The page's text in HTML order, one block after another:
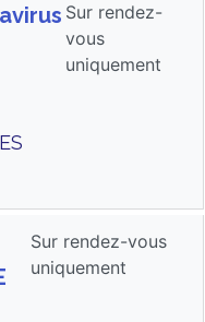
Sur rendez-
vous
uniquement
Sur rendez-vous
uniquement